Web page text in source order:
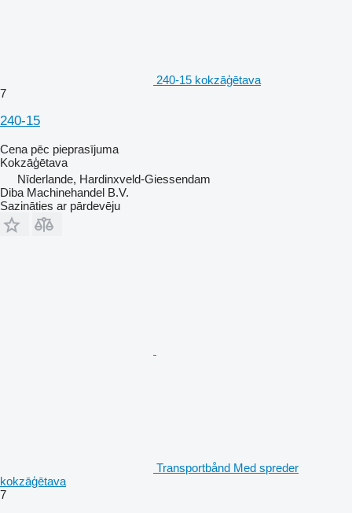
240-15 kokzāģētava
7
240-15
Cena pēc pieprasījuma
Kokzāģētava
Nīderlande, Hardinxveld-Giessendam
Diba Machinehandel B.V.
Sazināties ar pārdevēju
Transportbånd Med spreder
kokzāģētava
7